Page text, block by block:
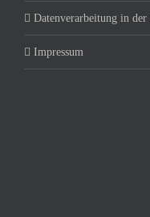
Datenverarbeitung in der
Impressum